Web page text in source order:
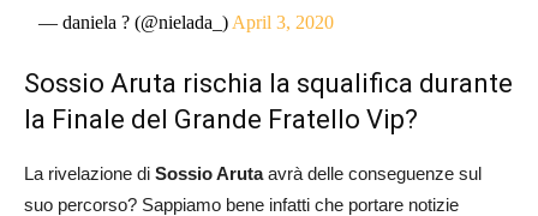
— daniela ? (@nielada_) April 3, 2020
Sossio Aruta rischia la squalifica durante
la Finale del Grande Fratello Vip?
La rivelazione di Sossio Arutaavrà delle conseguenze sul
suo percorso? Sappiamo bene infatti che portare notizie